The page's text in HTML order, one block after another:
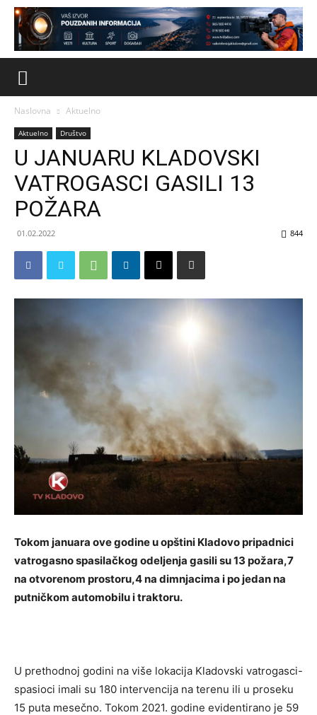
Naslovna Aktuelno
Aktuelno Društvo
U JANUARU KLADOVSKI
VATROGASCI GASILI 13
POŽARA
01.02.2022 844
Tokom januara ove godine u opštini Kladovo pripadnici
vatrogasno spasilačkog odeljenja gasili su 13 požara,7
na otvorenom prostoru,4 na dimnjacima i po jedan na
putničkom automobilu i traktoru.
U prethodnoj godini na više lokacija Kladovski vatrogasci-
spasioci imali su 180 intervencija na terenu ili u proseku
15 puta mesečno. Tokom 2021. godine evidentirano je 59